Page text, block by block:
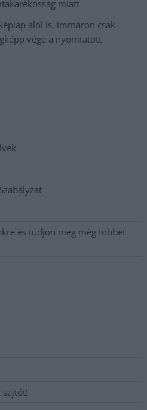
miatt
alól is, immáron csak
vége a nyomtatott
és tudjon meg még többet
sajtót!